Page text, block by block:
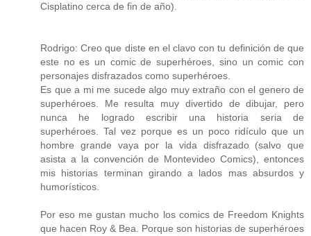
Cisplatino cerca de fin de año).
Rodrigo: Creo que diste en el clavo con tu definición de que
este no es un comic de superhéroes, sino un comic con
personajes disfrazados como superhéroes.
Es que a mi me sucede algo muy extraño con el genero de
superhéroes. Me resulta muy divertido de dibujar, pero
nunca he logrado escribir una historia seria de
superhéroes. Tal vez porque es un poco ridículo que un
hombre grande vaya por la vida disfrazado (salvo que
asista a la convención de Montevideo Comics), entonces
mis historias terminan girando a lados mas absurdos y
humorísticos.
Por eso me gustan mucho los comics de Freedom Knights
que hacen Roy & Bea. Porque son historias de superhéroes